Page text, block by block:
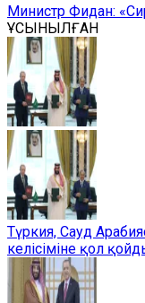
Министр Фидан:
ҰСЫНЫЛҒАН
Түркия, Сауд
келісіміне қол